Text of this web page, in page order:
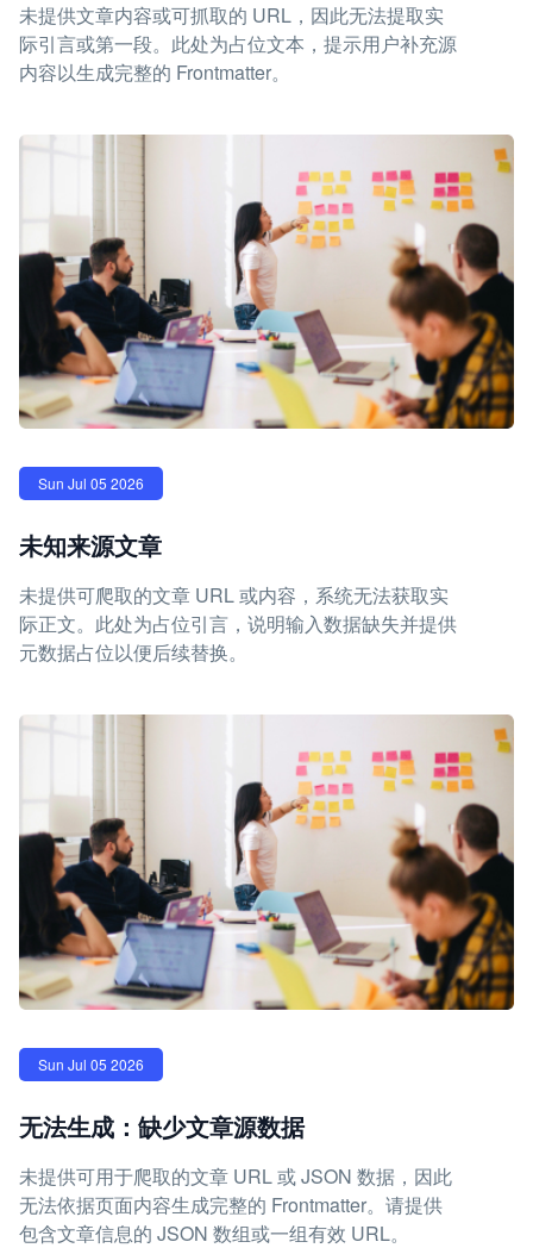
未提供文章内容或可抓取的 URL，因此无法提取实
际引言或第一段。此处为占位文本，提示用户补充源
内容以生成完整的 Frontmatter。
Sun Jul 05 2026
未知来源文章
未提供可爬取的文章 URL 或内容，系统无法获取实
际正文。此处为占位引言，说明输入数据缺失并提供
元数据占位以便后续替换。
Sun Jul 05 2026
无法生成：缺少文章源数据
未提供可用于爬取的文章 URL 或 JSON 数据，因此
无法依据页面内容生成完整的 Frontmatter。请提供
包含文章信息的 JSON 数组或一组有效 URL。